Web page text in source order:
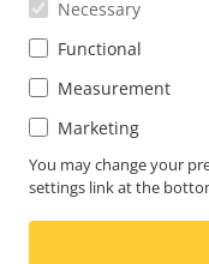
Experience Center
Historias de clientes
Life at Axis
Engineering at Axis
SUSCRÍBASE
Suscríbase al boletín
Suscríbase a los
de seguridad de
MEXICO /
Necessary
Functional
Measurement
Marketing
You may change your
settings link at the